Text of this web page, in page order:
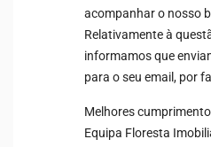
acompanhar o nosso
Relativamente à
informamos que
para o seu email, por
Melhores
Equipa Floresta